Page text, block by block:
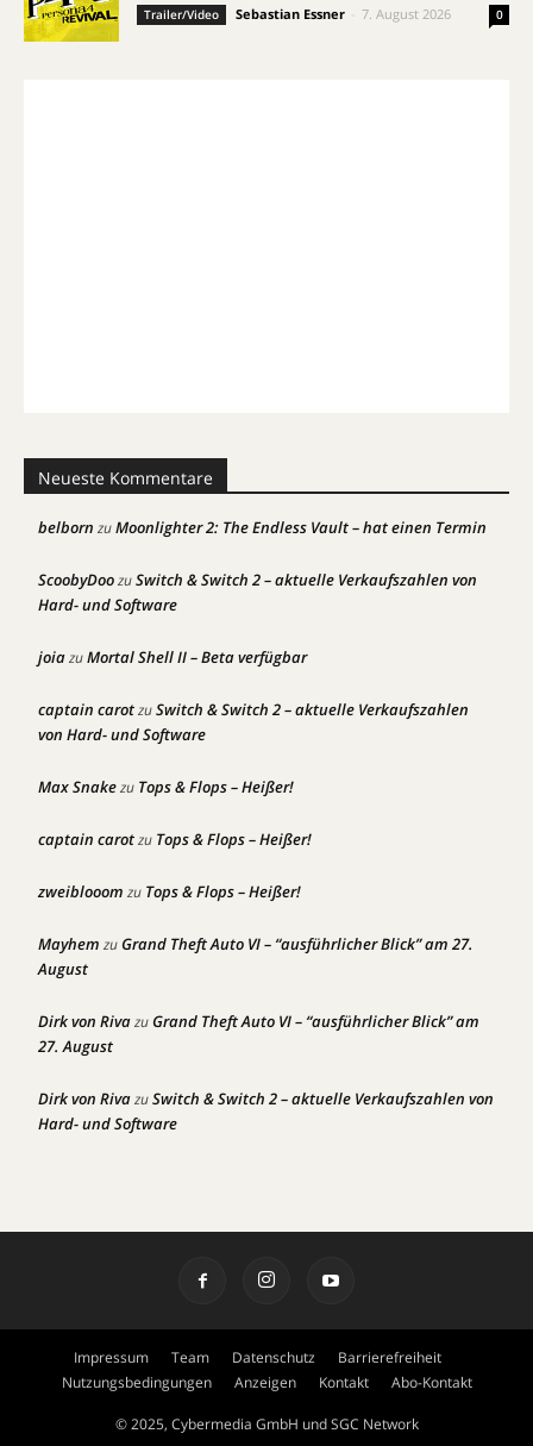
Trailer/Video Sebastian Essner 7. August 2026 0
Neueste Kommentare
belborn zuMoonlighter 2: The Endless Vault – hat einen Termin
ScoobyDoozuSwitch & Switch 2 – aktuelle Verkaufszahlen von
Hard- und Software
joiazuMortal Shell II – Beta verfügbar
captain carotzuSwitch & Switch 2 – aktuelle Verkaufszahlen
von Hard- und Software
Max Snakezu Tops & Flops – Heißer!
captain carotzu Tops & Flops – Heißer!
zweiblooom zu Tops & Flops – Heißer!
Mayhem zuGrand Theft Auto VI – “ausführlicher Blick” am 27.
August
Dirk von RivazuGrand Theft Auto VI – “ausführlicher Blick” am
27. August
Dirk von RivazuSwitch & Switch 2 – aktuelle Verkaufszahlen von
Hard- und Software
Impressum Team Datenschutz
Barrierefreiheit
Nutzungsbedingungen
Anzeigen Kontakt Abo-Kontakt
© 2025, Cybermedia GmbH und SGC Network